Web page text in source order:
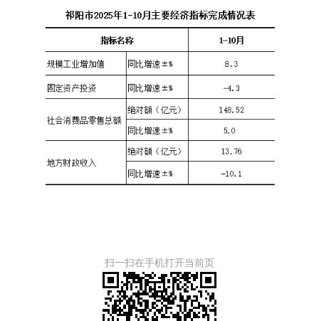
扫一扫在手机打开当前页